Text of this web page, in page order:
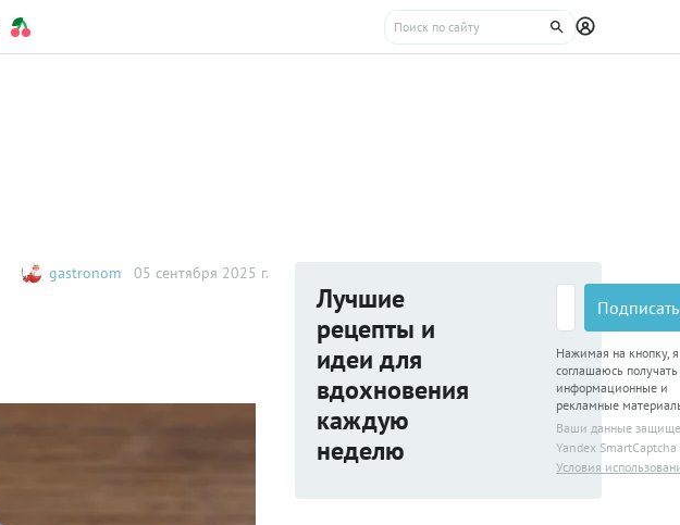
gastronom 05 сентября 2025 г.
Лучшие
рецепты и
идеи для
вдохновения
каждую
неделю
Нажимая на кнопку, я
соглашаюсь получать
информационные и
рекламные
Ваши данные
Yandex SmartCaptcha
Условия